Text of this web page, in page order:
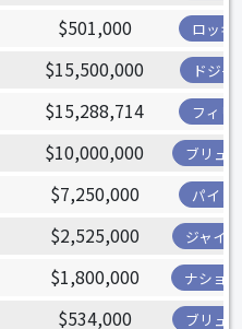
$501,000 ロッキ
$15,500,000 ドジャ
$15,288,714 フィリ
$10,000,000 ブリュ
$7,250,000 パイレ
$2,525,000 ジャイ
$1,800,000 ナショ
$534,000 ブリュ